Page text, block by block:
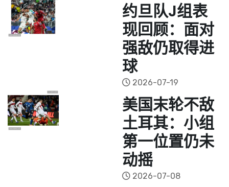
约旦队J组表
现回顾：面对
强敌仍取得进
球
2026-07-19
美国末轮不敌
土耳其：小组
第一位置仍未
动摇
2026-07-08